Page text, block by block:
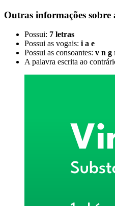
Outras informações sobre
Possui: 7 letras
Possui as vogais: i a e
Possui as consoantes: v n g
A palavra escrita ao